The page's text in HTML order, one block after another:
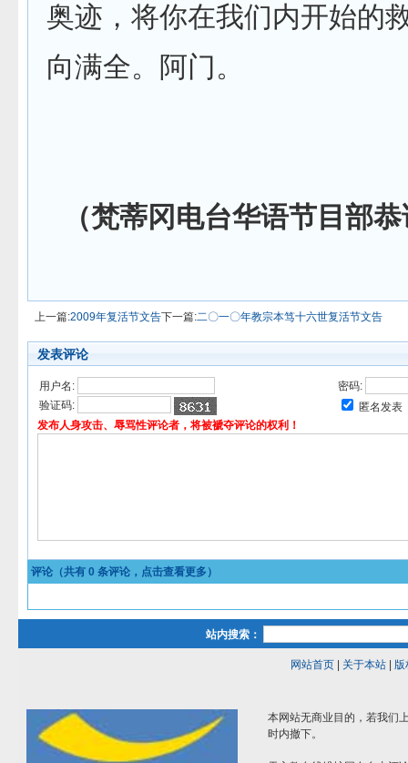
奥迹，将你在我们内开始的
向满全。阿门。
（梵蒂冈电台华语节目部
上一篇:2009年复活节文告下一篇:二〇一〇年教宗本笃十六世复活节文告
发表评论
用户名:
密码:
验证码:
匿名发表
发布人身攻击、辱骂性评论者，将被褫夺评论的权利！
评论（共有 0 条评论，点击查看更多）
站内搜索：
网站首页| 关于本站| 版
本网站无商业目的，若我们
时内撤下。